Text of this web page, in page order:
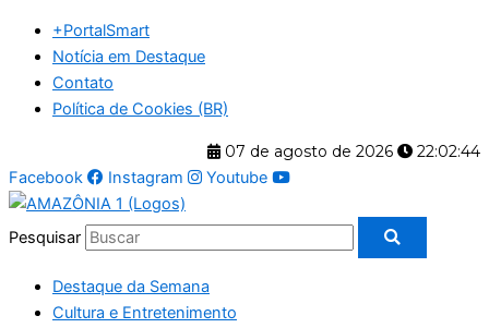
+PortalSmart
Notícia em Destaque
Contato
Política de Cookies (BR)
07 de agosto de 2026
22:02:44
Facebook
Instagram Youtube
Pesquisar
Destaque da Semana
Cultura e Entretenimento